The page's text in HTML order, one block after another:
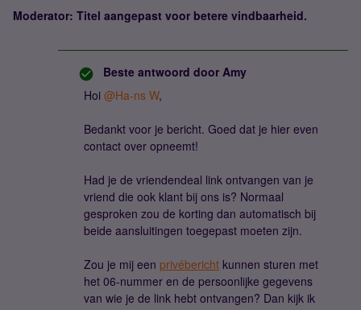
Moderator: Titel aangepast voor betere vindbaarheid.
Beste antwoord door Amy
Hoi ​ @Ha-ns W,
Bedankt voor je bericht. Goed dat je hier even
contact over opneemt!
Had je de vriendendeal link ontvangen van je
vriend die ook klant bij ons is? Normaal
gesproken zou de korting dan automatisch bij
beide aansluitingen toegepast moeten zijn.
Zou je mij een privébericht kunnen sturen met
het 06-nummer en de persoonlijke gegevens
van wie je de link hebt ontvangen? Dan kijk ik